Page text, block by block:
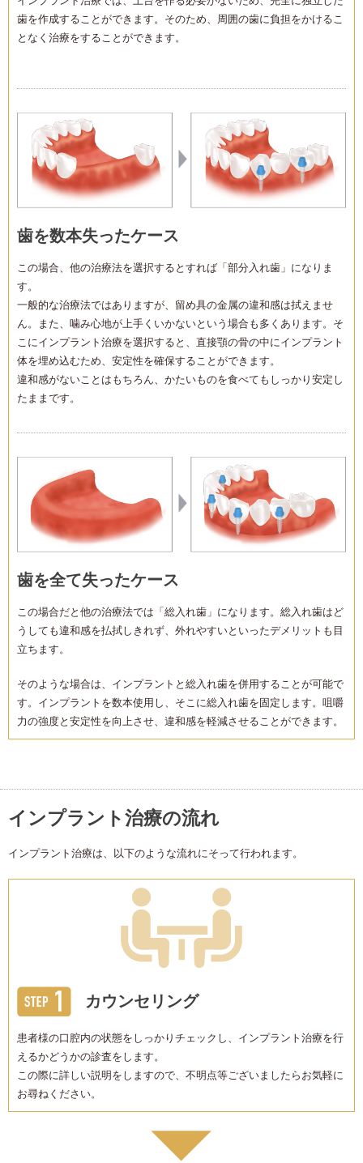
歯を作成することができます。そのため、周囲の歯に負担をかけるこ
となく治療をすることができます。
歯を数本失ったケース
この場合、他の治療法を選択するとすれば「部分入れ歯」になりま
す。
一般的な治療法ではありますが、留め具の金属の違和感は拭えませ
ん。また、噛み心地が上手くいかないという場合も多くあります。そ
こにインプラント治療を選択すると、直接顎の骨の中にインプラント
体を埋め込むため、安定性を確保することができます。
違和感がないことはもちろん、かたいものを食べてもしっかり安定し
たままです。
歯を全て失ったケース
この場合だと他の治療法では「総入れ歯」になります。総入れ歯はど
うしても違和感を払拭しきれず、外れやすいといったデメリットも目
立ちます。
そのような場合は、インプラントと総入れ歯を併用することが可能で
す。インプラントを数本使用し、そこに総入れ歯を固定します。咀嚼
力の強度と安定性を向上させ、違和感を軽減させることができます。
インプラント治療の流れ
インプラント治療は、以下のような流れにそって行われます。
カウンセリング
患者様の口腔内の状態をしっかりチェックし、インプラント治療を行
えるかどうかの診査をします。
この際に詳しい説明をしますので、不明点等ございましたらお気軽に
お尋ねください。